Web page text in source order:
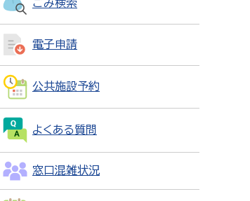
ごみ検索
電子申請
公共施設予約
よくある質問
窓口混雑状況